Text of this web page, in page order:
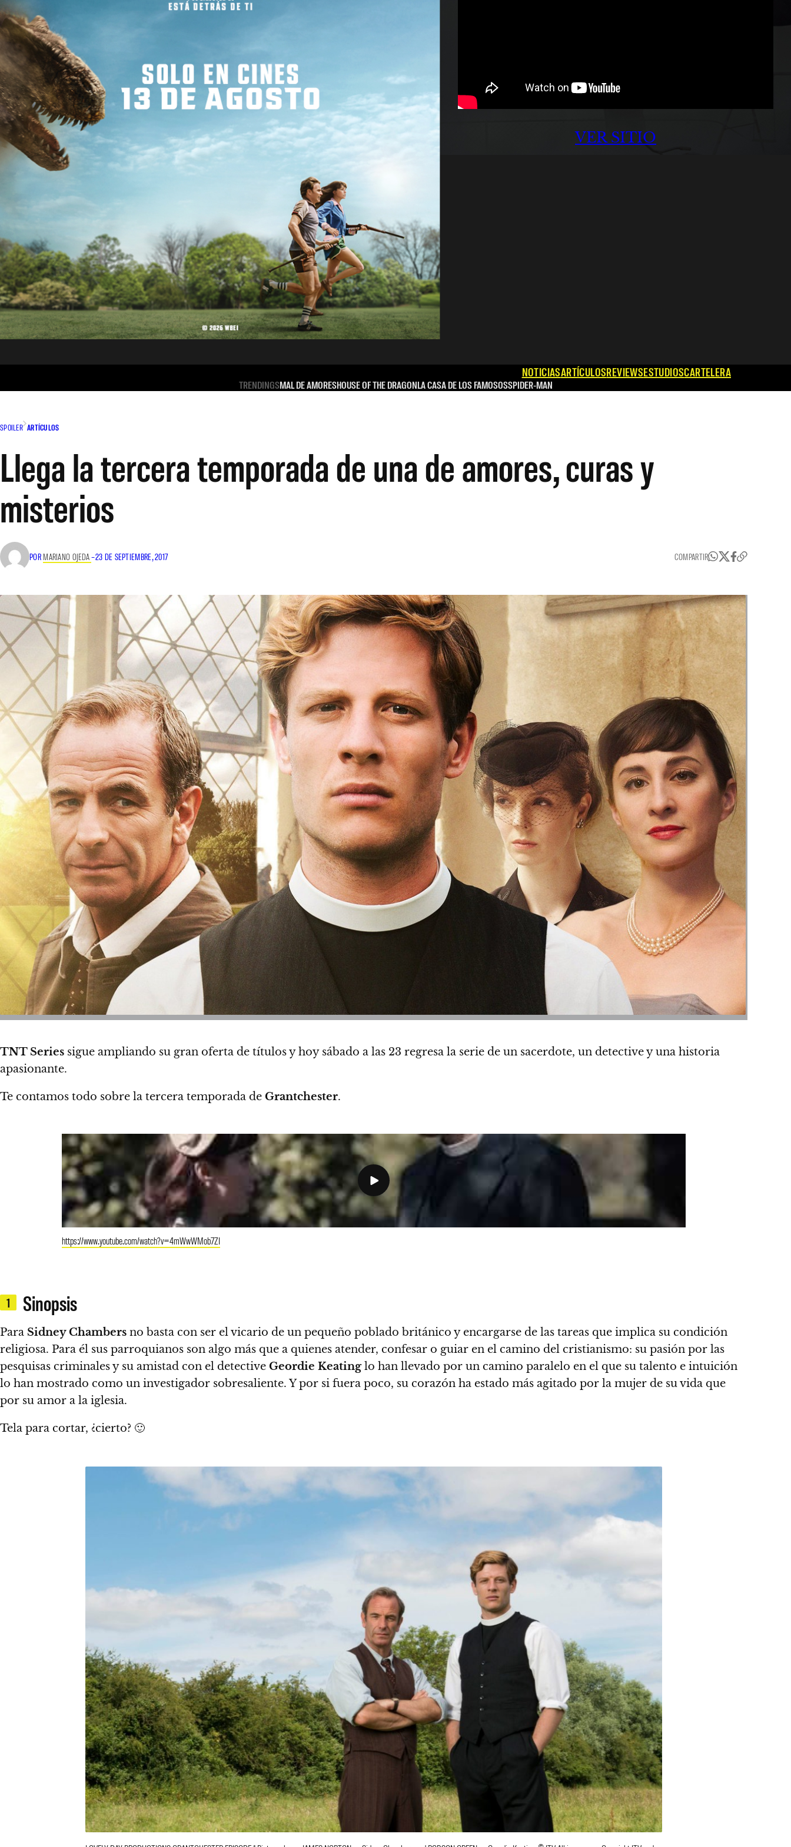
VER SITIO
NOTICIASARTÍCULOSREVIEWSESTUDIOSCARTELERA
TRENDINGSMAL DE AMORESHOUSE OF THE DRAGONLA CASA DE LOS FAMOSOSSPIDER-MAN
SPOILER ARTÍCULOS
Llega la tercera temporada de una de amores, curas y
misterios
POR MARIANO OJEDA–23 DE SEPTIEMBRE, 2017 COMPARTIR
TNT Series sigue ampliando su gran oferta de títulos yhoy sábado a las 23 regresa la serie de un sacerdote, un detective y una historia
apasionante.
Te contamos todo sobre la tercera temporada de Grantchester.
https://www.youtube.com/watch?v=4mWwWMob7ZI
1 Sinopsis
Para Sidney Chambers no basta con ser el vicario de un pequeño poblado británico y encargarse de las tareas que implica su condición
religiosa. Para él sus parroquianos son algo más que a quienes atender, confesar o guiar en el camino del cristianismo: su pasión por las
pesquisas criminales y su amistad con el detective Geordie Keatinglo han llevado por un camino paralelo en el que su talento e intuición
lo han mostrado como un investigador sobresaliente. Y por si fuera poco, su corazón ha estado más agitado por la mujer de su vida que
por su amor a la iglesia.
Tela para cortar, ¿cierto? 🙂